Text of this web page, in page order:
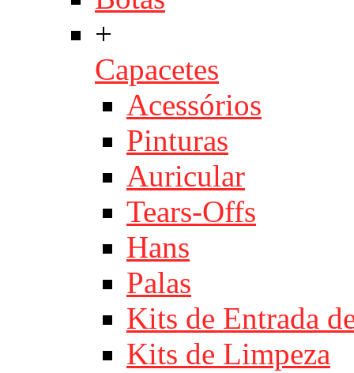
+
Capacetes
Acessórios
Pinturas
Auricular
Tears-Offs
Hans
Palas
Kits de Entrada
Kits de Limpeza